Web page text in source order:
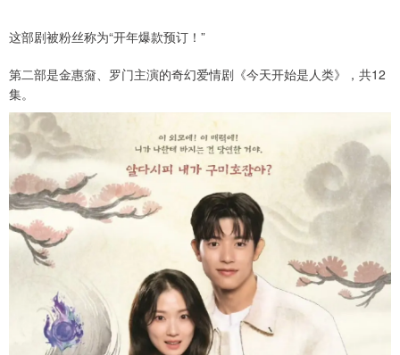
这部剧被粉丝称为“开年爆款预订！”
第二部是金惠奫、罗门主演的奇幻爱情剧《今天开始是人类》，共12
集。